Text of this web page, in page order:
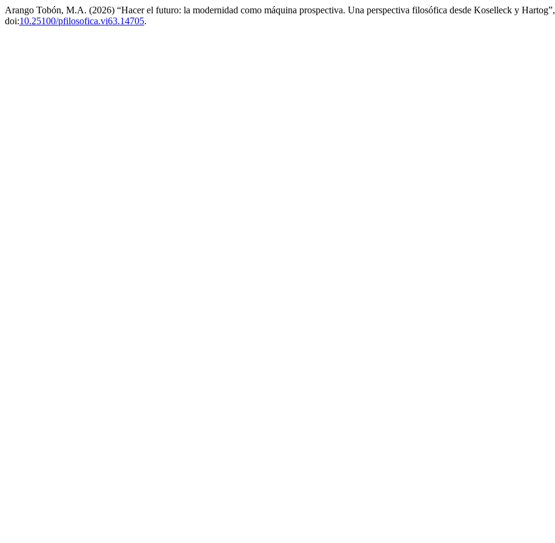
Arango Tobón, M.A. (2026) “Hacer el futuro: la modernidad como máquina prospectiva. Una perspectiva filosófica desde Koselleck y Hartog”,
doi:10.25100/pfilosofica.vi63.14705.